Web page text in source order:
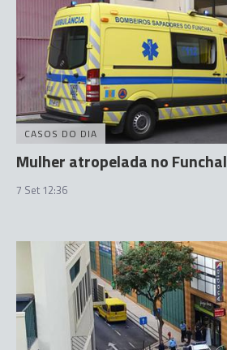
CASOS DO DIA
Mulher atropelada no Funchal
7 Set 12:36